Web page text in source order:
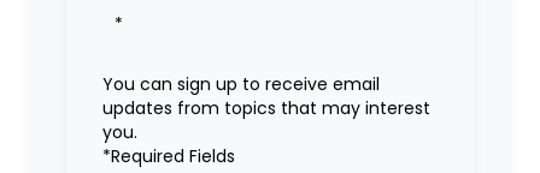
*
You can sign up to receive email
updates from topics that may interest
you.
*Required Fields